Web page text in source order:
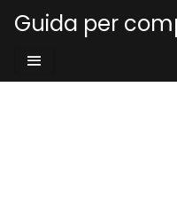
Guida per